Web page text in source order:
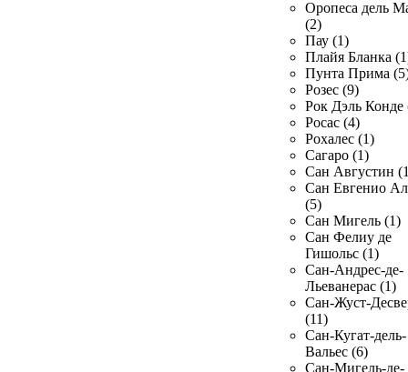
Оропеса дель
(2)
Пау (1)
Плайя Бланка
Пунта Прима
Розес (9)
Рок Дэль Конде
Росас (4)
Рохалес (1)
Сагаро (1)
Сан Августин
Сан Евгенио
(5)
Сан Мигель (1)
Сан Фелиу де
Гишольс (1)
Сан-Андрес-де-
Льеванерас (1)
Сан-Жуст-
(11)
Сан-Кугат-дель-
Вальес (6)
Сан-Мигель-де-